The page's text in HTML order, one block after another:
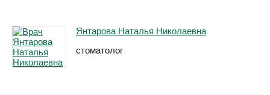
Янтарова Наталья Николаевна
стоматолог